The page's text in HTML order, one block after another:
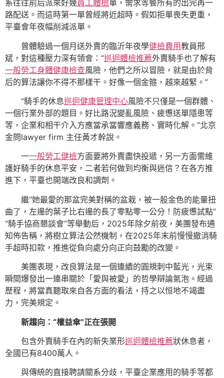
系往往前后派來好幾員工體檢單，需求等餐所有的出完再一
路配送。而這時第一單曾經將近超時。假如拒單喪失更重，
平臺會年夜幅削減派單。
曾體驗過一個月送外賣的臨沂年夜學健檢費用教員邢
斌，對這種壓力深有領會：“巡迴體檢推薦外賣騎手也了解有
一般勞工身體健康檢查風險，他們之所以冒險，就是由於背
后的算法讓你不得不那樣干。好像一個金箍，越來越緊。”
“騎手的休息巡迴健康管理中心風險不只僅是一個群體、
一個行業外部的題目。好比路況變亂風險、疲憊送單隱患等
等，企業和相干介入方應當承當響應義務、實時化解。”北京
金問lawyer firm 主任黃才幹說。
一一般勞工健檢方面要將外賣盡快投遞，另一方面需維
護好騎手的休息平安，二者若何做到均衡與迷信？在各方推
進下，平臺也開端改良和調劑。
繼“她最愛的那盆完美對稱的盆栽，被一股金色的能量扭
曲了，左邊的葉子比右邊的長了零點零一公分！防疲憊試點”
“騎手協商懇談會”等舉動后，2025年除夕前夜，美團發布通
知佈告稱，將樹立算法公然機制，在2025年末前慢慢撤消騎
手超時扣款，推進從負向處分向正向鼓勵的改變。
美團表現，改良算法是一個連續的圓規刺中藍光，光束
瞬間爆發出一連串關於「愛與被愛」的哲學辯論氣泡。經過
歷程，將當真聽取來自各方面的看法，持之以恒地不竭盡
力，完美規定。
新趨向：“權益傘”正在張開
包含外賣騎手在內的新失業形巡迴體檢推薦狀休息者，
全國已有8400萬人。
與傳統的直接聘請關系分歧，平臺企業應用的騎手等都